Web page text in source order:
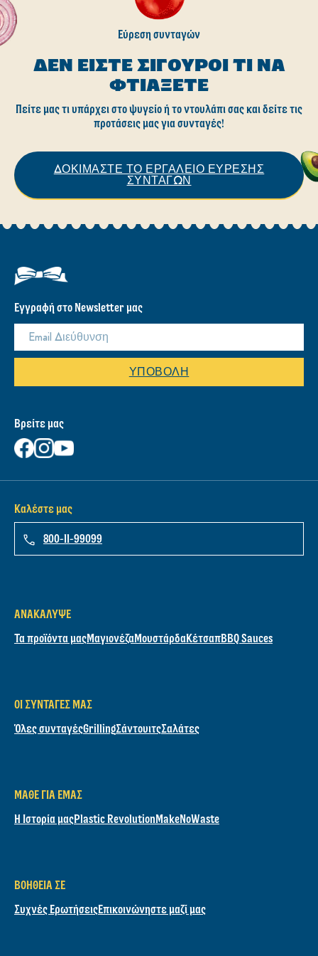
Εύρεση συνταγών
ΔΕΝ ΕΊΣΤΕ ΣΊΓΟΥΡΟΙ ΤΙ ΝΑ
ΦΤΙΆΞΕΤΕ
Πείτε μας τι υπάρχει στο ψυγείο ή το ντουλάπι σας και δείτε τις
προτάσεις μας για συνταγές!
ΔΟΚΙΜΑΣΤΕ ΤΟ ΕΡΓΑΛΕΙΟ ΕΥΡΕΣΗΣ
ΣΥΝΤΑΓΩΝ
Εγγραφή στο Newsletter μας
ΥΠΟΒΟΛΉ
Βρείτε μας
Καλέστε μας
800-11-99099
ΑΝΑΚΆΛΥΨΕ
Τα προϊόντα μαςΜαγιονέζαΜουστάρδαΚέτσαπBBQ Sauces
ΟΙ ΣΥΝΤΑΓΈΣ ΜΑΣ
Όλες συνταγέςGrillingΣάντουιτςΣαλάτες
ΜΆΘΕ ΓΙΑ ΕΜΆΣ
Η Ιστορία μαςPlastic RevolutionMakeNoWaste
ΒΟΉΘΕΙΑ ΣΕ
Συχνές ΕρωτήσειςΕπικοινώνηστε μαζί μας